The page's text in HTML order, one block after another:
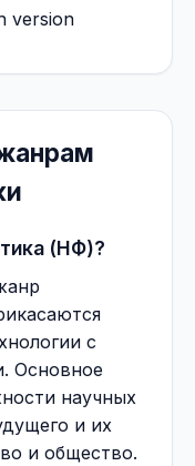
(НФ)?
с
Основное
научных
и их
и общество.